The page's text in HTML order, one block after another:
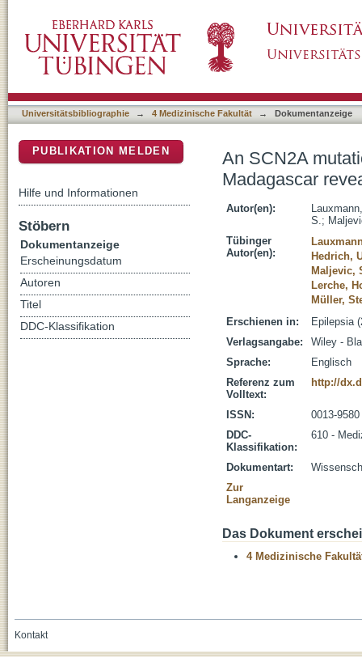
subthreshold Na+ current
Universitätsbibliographie → 4 Medizinische Fakultät → Dokumentanzeige
An SCN2A
Madagascar
Autor(en):
S.;
Tübinger
Autor(en):
Hedrich,
Maljevic,
Lerche,
Müller,
Erschienen in:
Epilepsia
Verlagsangabe:
Wiley -
Sprache:
Englisch
Referenz zum
Volltext:
http://
ISSN:
0013-9580
DDC-
Klassifikation:
610 -
Dokumentart:
Zur
Langanzeige
Das Dokument
4 Medizinische
PUBLIKATION MELDEN
Hilfe und Informationen
Stöbern
Dokumentanzeige
Erscheinungsdatum
Autoren
Titel
DDC-Klassifikation
Kontakt